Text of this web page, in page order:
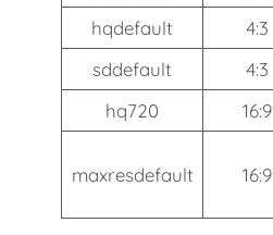
hqdefault
4:3
sddefault
4:3
hq720
16:9
maxresdefault 16:9